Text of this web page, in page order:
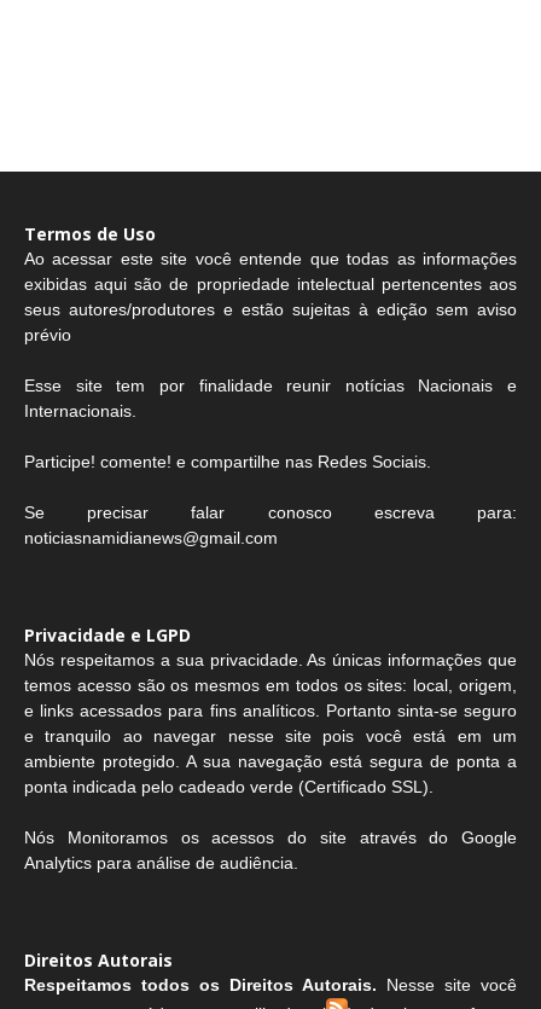
Termos de Uso
Ao acessar este site você entende que todas as informações
exibidas aqui são de propriedade intelectual pertencentes aos
seus autores/produtores e estão sujeitas à edição sem aviso
prévio
Esse site tem por finalidade reunir notícias Nacionais e
Internacionais.
Participe! comente! e compartilhe nas Redes Sociais.
Se precisar falar conosco escreva para:
noticiasnamidianews@gmail.com
Privacidade e LGPD
Nós respeitamos a sua privacidade. As únicas informações que
temos acesso são os mesmos em todos os sites: local, origem,
e links acessados para fins analíticos. Portanto sinta-se seguro
e tranquilo ao navegar nesse site pois você está em um
ambiente protegido. A sua navegação está segura de ponta a
ponta indicada pelo cadeado verde (Certificado SSL).
Nós Monitoramos os acessos do site através do Google
Analytics para análise de audiência.
Direitos Autorais
Respeitamos todos os Direitos Autorais. Nesse site você